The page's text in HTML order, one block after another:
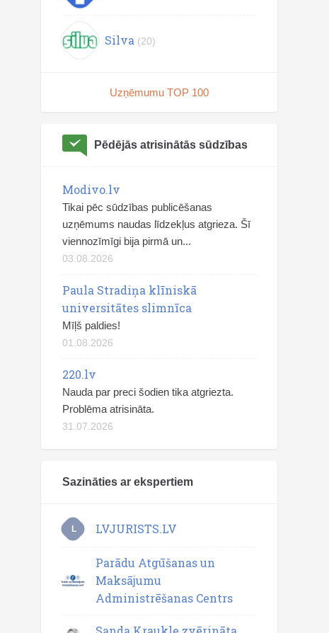
Silva (20)
Uzņēmumu TOP 100
Pēdējās atrisinātās sūdzības
Modivo.lv
Tikai pēc sūdzības publicēšanas
uzņēmums naudas līdzekļus atgrieza. Šī
viennozīmīgi bija pirmā un...
03.08.2026
Paula Stradiņa klīniskā
universitātes slimnīca
Mīļš paldies!
01.08.2026
220.lv
Nauda par preci šodien tika atgriezta.
Problēma atrisināta.
31.07.2026
Sazināties ar ekspertiem
L LVJURISTS.LV
Parādu Atgūšanas un
Maksājumu
Administrēšanas Centrs